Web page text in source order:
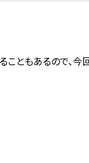
ともあるので、今